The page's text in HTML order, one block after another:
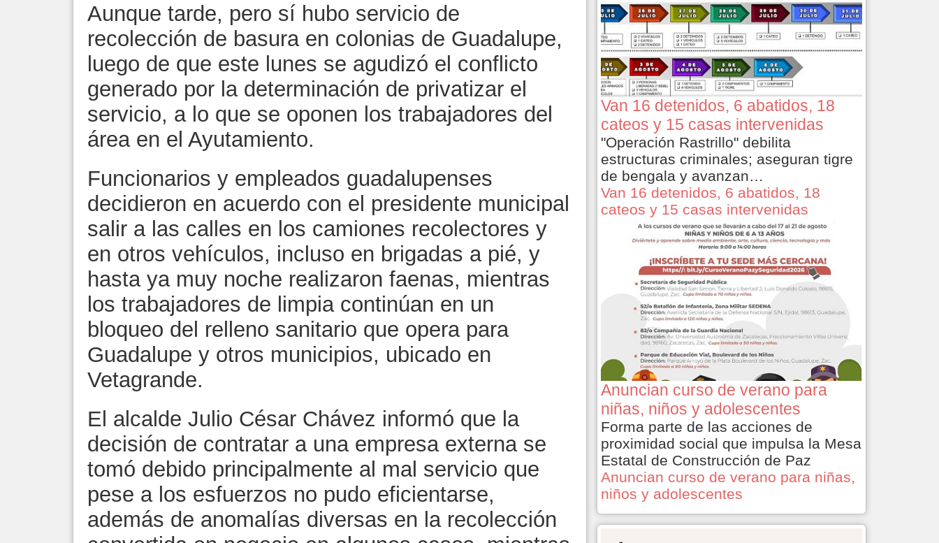
Aunque tarde, pero sí hubo servicio de
recolección de basura en colonias de Guadalupe,
luego de que este lunes se agudizó el conflicto
generado por la determinación de privatizar el
servicio, a lo que se oponen los trabajadores del
área en el Ayutamiento.
Funcionarios y empleados guadalupenses
decidieron en acuerdo con el presidente municipal
salir a las calles en los camiones recolectores y
en otros vehículos, incluso en brigadas a pié, y
hasta ya muy noche realizaron faenas, mientras
los trabajadores de limpia continúan en un
bloqueo del relleno sanitario que opera para
Guadalupe y otros municipios, ubicado en
Vetagrande.
El alcalde Julio César Chávez informó que la
decisión de contratar a una empresa externa se
tomó debido principalmente al mal servicio que
pese a los esfuerzos no pudo eficientarse,
además de anomalías diversas en la recolección
Van 16 detenidos, 6 abatidos, 18
cateos y 15 casas intervenidas
"Operación Rastrillo" debilita
estructuras criminales; aseguran tigre
de bengala y avanzan…
Van 16 detenidos, 6 abatidos, 18
cateos y 15 casas intervenidas
Anuncian curso de verano para
niñas, niños y adolescentes
Forma parte de las acciones de
proximidad social que impulsa la Mesa
Estatal de Construcción de Paz
Anuncian curso de verano para niñas,
niños y adolescentes